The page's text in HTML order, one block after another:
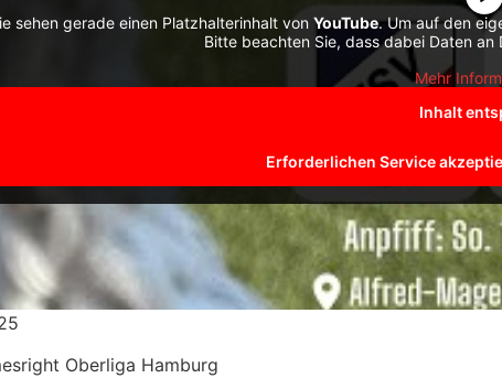
sehen gerade einen Platzhalterinhalt von YouTube. Um auf den
Bitte beachten Sie, dass dabei Daten
Mehr
Inhalt
Erforderlichen Service
Oberliga Hamburg